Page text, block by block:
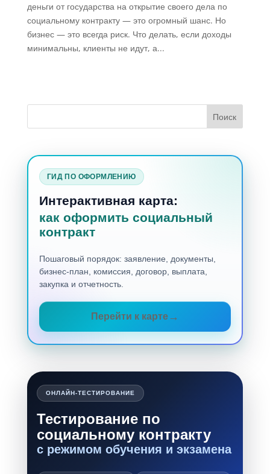
деньги от государства на открытие своего дела по
социальному контракту — это огромный шанс. Но
бизнес — это всегда риск. Что делать, если доходы
минимальны, клиенты не идут, а...
ГИД ПО ОФОРМЛЕНИЮ
Интерактивная карта:
как оформить социальный
контракт
Пошаговый порядок: заявление, документы,
бизнес-план, комиссия, договор, выплата,
закупка и отчетность.
Перейти к карте
ОНЛАЙН-ТЕСТИРОВАНИЕ
Тестирование по
социальному контракту
с режимом обучения и экзамена